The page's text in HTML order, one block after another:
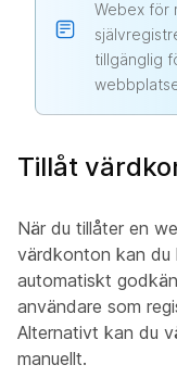
Webex för
tillgänglig
Tillåt
När du tillåter en
värdkonton kan du
automatiskt
användare som
Alternativt kan du
manuellt.